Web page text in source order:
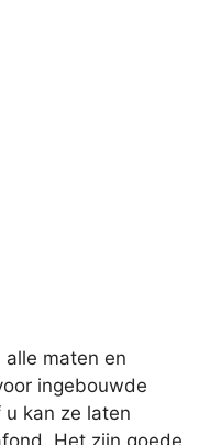
alle maten en
ingebouwde
kan ze laten